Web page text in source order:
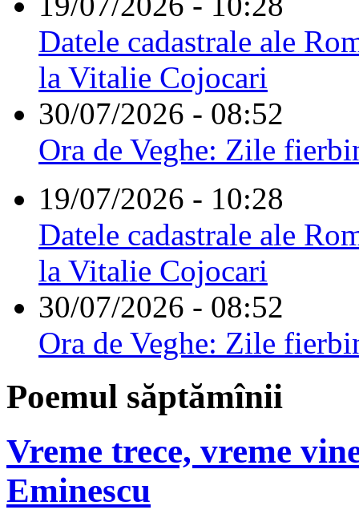
Datele cadastrale ale
la Vitalie Cojocari
30/07/2026 - 08:52
Ora de Veghe: Zile
19/07/2026 - 10:28
Datele cadastrale ale
la Vitalie Cojocari
30/07/2026 - 08:52
Ora de Veghe: Zile
Poemul săptămînii
Vreme trece, vreme
Eminescu